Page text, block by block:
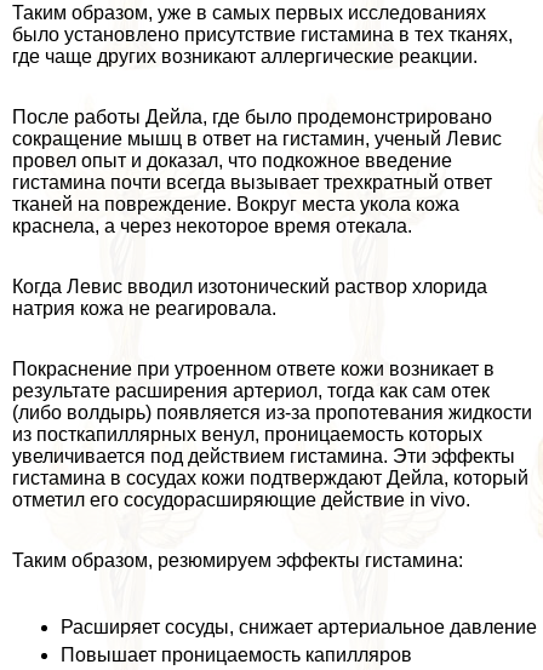
Таким образом, уже в самых первых исследованиях
было установлено присутствие гистамина в тех тканях,
где чаще других возникают аллергические реакции.
После работы Дейла, где было продемонстрировано
сокращение мышц в ответ на гистамин, ученый Левис
провел опыт и доказал, что подкожное введение
гистамина почти всегда вызывает трехкратный ответ
тканей на повреждение. Вокруг места укола кожа
краснела, а через некоторое время отекала.
Когда Левис вводил изотонический раствор хлорида
натрия кожа не реагировала.
Покраснение при утроенном ответе кожи возникает в
результате расширения артериол, тогда как сам отек
(либо волдырь) появляется из-за пропотевания жидкости
из посткапиллярных венул, проницаемость которых
увеличивается под действием гистамина. Эти эффекты
гистамина в сосудах кожи подтверждают Дейла, который
отметил его сосудорасширяющие действие in vivo.
Таким образом, резюмируем эффекты гистамина:
Расширяет сосуды, снижает артериальное давление
Повышает проницаемость капилляров